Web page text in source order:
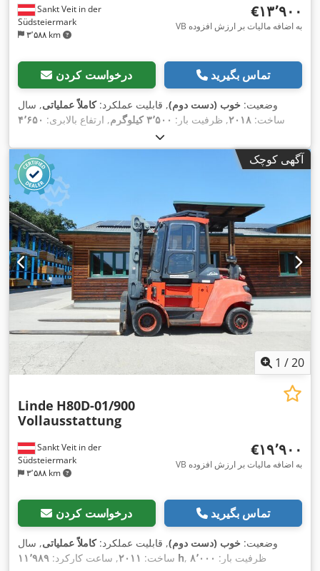
Sankt Veit in der
Südsteiermark
۳٬۵۸۸ km
‎€۱۳٬۹۰۰
VB به اضافه مالیات بر ارزش افزوده
درخواست کردن تماس بگیرید
وضعیت: خوب (دست دوم), قابلیت عملکرد:کاملاً عملیاتی, سال
ساخت: ۲۰۱۸, ظرفیت بار: ۳٬۵۰۰ کیلوگرم , ارتفاع بالابری: ۴٬۶۵۰
, نوع دکل:
(۵۹٫۸۲ اسب بخار)
, تجهیزات:اتصال یدک‌کش, تهویه مطبوع, جابجایی
جانبی, روشنایی, چنگال پالت, گرم‌کن صندلی
آگهی کوچک
1 /20
Sankt Veit in der
Südsteiermark
۳٬۵۸۸ km
Linde H80D-01/900
Vollausstattung
‎€۱۹٬۹۰۰
VB به اضافه مالیات بر ارزش افزوده
درخواست کردن تماس بگیرید
وضعیت: خوب (دست دوم), قابلیت عملکرد:کاملاً عملیاتی, سال
ساخت: ۲۰۱۱, ساعت کارکرد: ۱۱٬۹۸۹ h , ظرفیت بار: ۸٬۰۰۰